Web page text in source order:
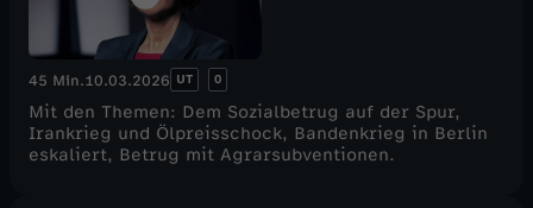
45 Min.10.03.2026 UT 0
Mit den Themen: Dem Sozialbetrug auf der Spur,
Irankrieg und Ölpreisschock, Bandenkrieg in Berlin
eskaliert, Betrug mit Agrarsubventionen.